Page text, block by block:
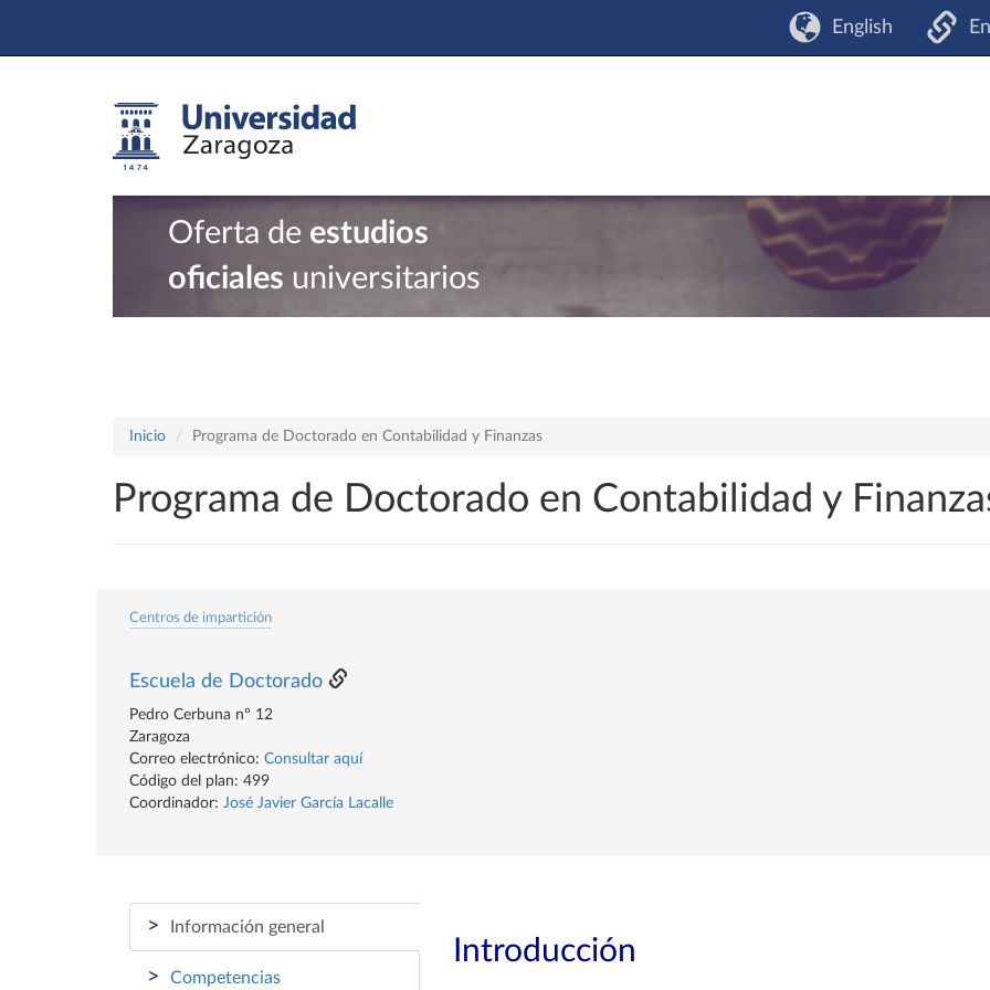
English
Oferta de estudios
oficiales universitarios
Inicio Programa de Doctorado en Contabilidad y Finanzas
Programa de Doctorado en Contabilidad y
Centros de impartición
Escuela de Doctorado
Pedro Cerbuna nº 12
Zaragoza
Correo electrónico: Consultar aquí
Código del plan: 499
Coordinador: José Javier García Lacalle
> Información general
> Competencias
Introducción